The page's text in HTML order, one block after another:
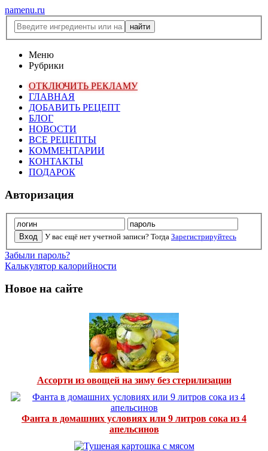
namenu.ru
Меню
Рубрики
ОТКЛЮЧИТЬ РЕКЛАМУ
ГЛАВНАЯ
ДОБАВИТЬ РЕЦЕПТ
БЛОГ
НОВОСТИ
ВСЕ РЕЦЕПТЫ
КОММЕНТАРИИ
КОНТАКТЫ
ПОДАРОК
Авторизация
У вас ещё нет учетной записи? Тогда Зарегистрируйтесь
Забыли пароль?
Калькулятор калорийности
Новое на сайте
Ассорти из овощей на зиму без стерилизации
Фанта в домашних условиях или 9 литров сока из 4
апельсинов